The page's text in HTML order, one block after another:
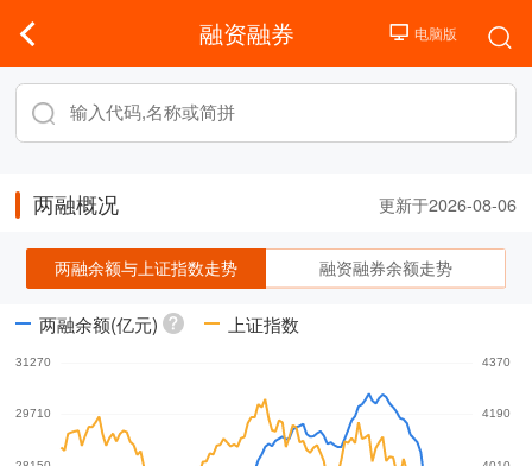
融资融券
两融概况 更新于2026-08-06
两融余额与上证指数走势 融资融券余额走势
两融余额(亿元) 上证指数